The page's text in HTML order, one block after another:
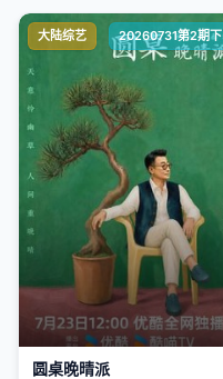
大陆综艺 20260731第2期下
圆桌晚晴派